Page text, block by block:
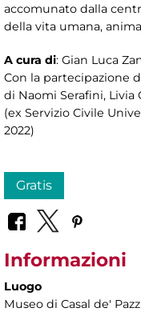
accomunato dalla
della vita umana,
A cura di: Gian Luca
Con la partecipazione
di Naomi Serafini, Livia
(ex Servizio Civile
2022)
Gratis
Informazioni
Luogo
Museo di Casal de'